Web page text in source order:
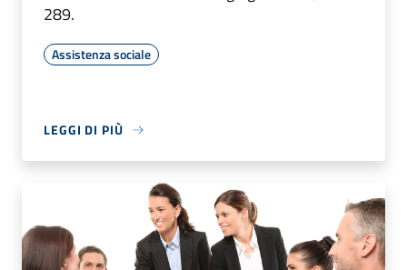
289.
Assistenza sociale
LEGGI DI PIÙ